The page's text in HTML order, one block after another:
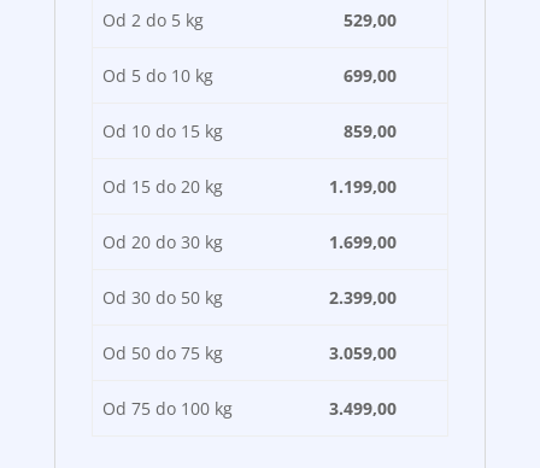
Od 2 do 5 kg 529,00
Od 5 do 10 kg 699,00
Od 10 do 15 kg 859,00
Od 15 do 20 kg 1.199,00
Od 20 do 30 kg 1.699,00
Od 30 do 50 kg 2.399,00
Od 50 do 75 kg 3.059,00
Od 75 do 100 kg 3.499,00